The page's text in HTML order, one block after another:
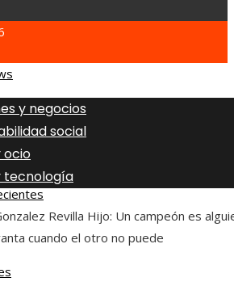
y negocios
social
ocio
tecnología
Revilla Hijo: Un campeón es
cuando el otro no puede